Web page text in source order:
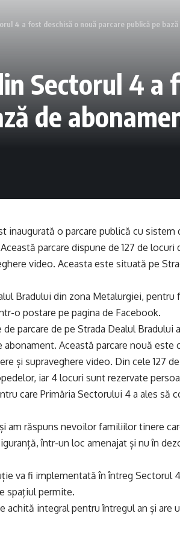
4 a fost deschisă o nouă parcare publică pe
Sectorul 4 a
de
inaugurată o parcare publică cu sistem
parcare dispune de 127 de locuri
video. Aceasta este situată pe
Bradului din zona Metalurgiei, pentru
o postare pe pagina de Facebook.
parcare de pe Strada Dealul Bradului
Această parcare nouă este
și supraveghere video. Din cele 127
iar 4 locuri sunt rezervate
care Primăria Sectorului 4 a ales să
am răspuns nevoilor familiilor tinere
într-un loc amenajat și nu în
va fi implementată în întreg Sectorul
spațiul permite.
achită integral pentru întregul an și are